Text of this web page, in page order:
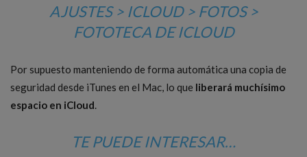
AJUSTES > ICLOUD > FOTOS >
FOTOTECA DE ICLOUD
Por supuesto manteniendo de forma automática una copia de
seguridad desde iTunes en el Mac, lo que liberará muchísimo
espacio en iCloud.
TE PUEDE INTERESAR…